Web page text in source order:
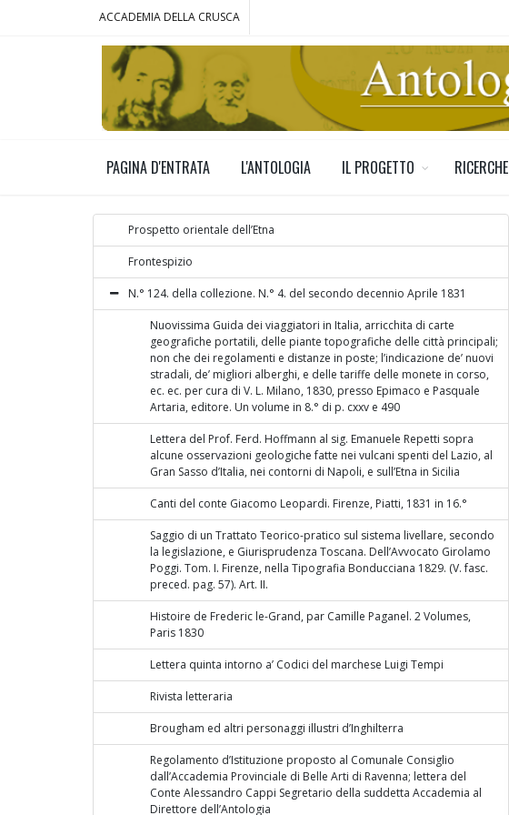
ACCADEMIA DELLA CRUSCA
PAGINA D'ENTRATA L'ANTOLOGIA IL PROGETTO RICERCHE
Prospetto orientale dell’Etna
Frontespizio
N.° 124. della collezione. N.° 4. del secondo decennio Aprile 1831
Nuovissima Guida dei viaggiatori in Italia, arricchita di carte
geografiche portatili, delle piante topografiche delle città principali;
non che dei regolamenti e distanze in poste; l’indicazione de’ nuovi
stradali, de’ migliori alberghi, e delle tariffe delle monete in corso,
ec. ec. per cura di V. L. Milano, 1830, presso Epimaco e Pasquale
Artaria, editore. Un volume in 8.° di p. cxxv e 490
Lettera del Prof. Ferd. Hoffmann al sig. Emanuele Repetti sopra
alcune osservazioni geologiche fatte nei vulcani spenti del Lazio, al
Gran Sasso d’Italia, nei contorni di Napoli, e sull’Etna in Sicilia
Canti del conte Giacomo Leopardi. Firenze, Piatti, 1831 in 16.°
Saggio di un Trattato Teorico-pratico sul sistema livellare, secondo
la legislazione, e Giurisprudenza Toscana. Dell’Avvocato Girolamo
Poggi. Tom. I. Firenze, nella Tipografia Bonducciana 1829. (V. fasc.
preced. pag. 57). Art. II.
Histoire de Frederic le-Grand, par Camille Paganel. 2 Volumes,
Paris 1830
Lettera quinta intorno a’ Codici del marchese Luigi Tempi
Rivista letteraria
Brougham ed altri personaggi illustri d’Inghilterra
Regolamento d’Istituzione proposto al Comunale Consiglio
dall’Accademia Provinciale di Belle Arti di Ravenna; lettera del
Conte Alessandro Cappi Segretario della suddetta Accademia al
Direttore dell’Antologia